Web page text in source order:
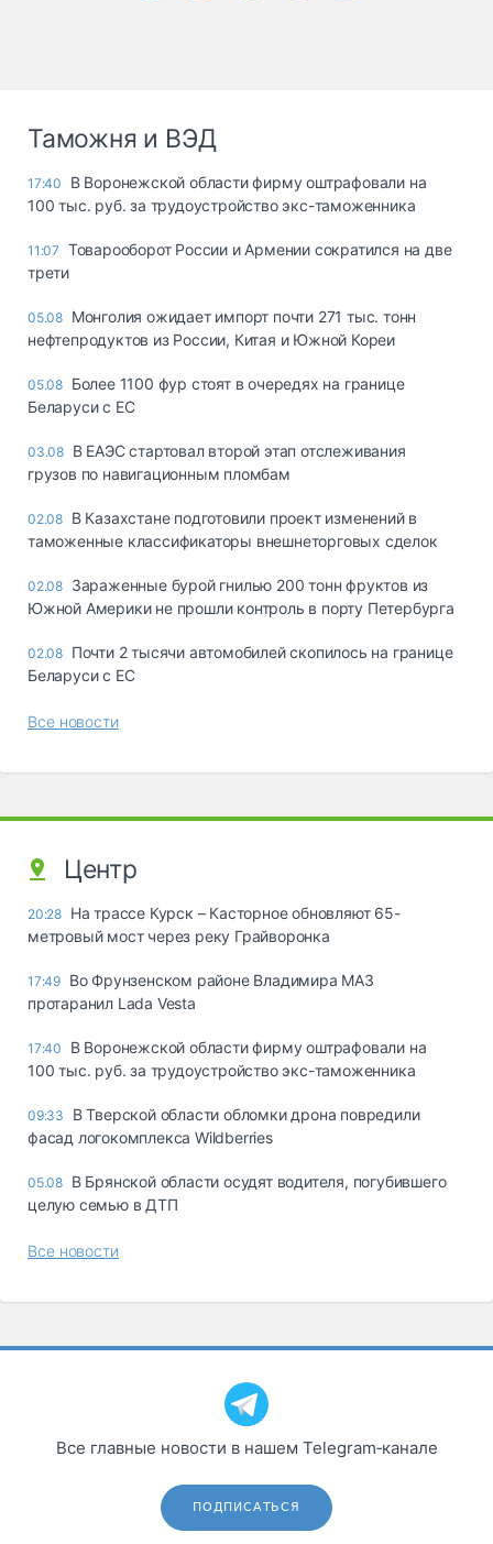
Таможня и ВЭД
17:40
В Воронежской области фирму оштрафовали на
100 тыс. руб. за трудоустройство экс-таможенника
11:07 Товарооборот России и Армении сократился на две
трети
05.08 Монголия ожидает импорт почти 271 тыс. тонн
нефтепродуктов из России, Китая и Южной Кореи
05.08 Более 1100 фур стоят в очередях на границе
Беларуси с ЕС
03.08 В ЕАЭС стартовал второй этап отслеживания
грузов по навигационным пломбам
02.08 В Казахстане подготовили проект изменений в
таможенные классификаторы внешнеторговых сделок
02.08 Зараженные бурой гнилью 200 тонн фруктов из
Южной Америки не прошли контроль в порту Петербурга
02.08 Почти 2 тысячи автомобилей скопилось на границе
Беларуси с ЕС
Все новости
Центр
20:28 На трассе Курск – Касторное обновляют 65-
метровый мост через реку Грайворонка
17:49 Во Фрунзенском районе Владимира МАЗ
протаранил Lada Vesta
17:40
В Воронежской области фирму оштрафовали на
100 тыс. руб. за трудоустройство экс-таможенника
09:33
В Тверской области обломки дрона повредили
фасад логокомплекса Wildberries
05.08 В Брянской области осудят водителя, погубившего
целую семью в ДТП
Все новости
Все главные новости в нашем Telegram‑канале
ПОДПИСАТЬСЯ